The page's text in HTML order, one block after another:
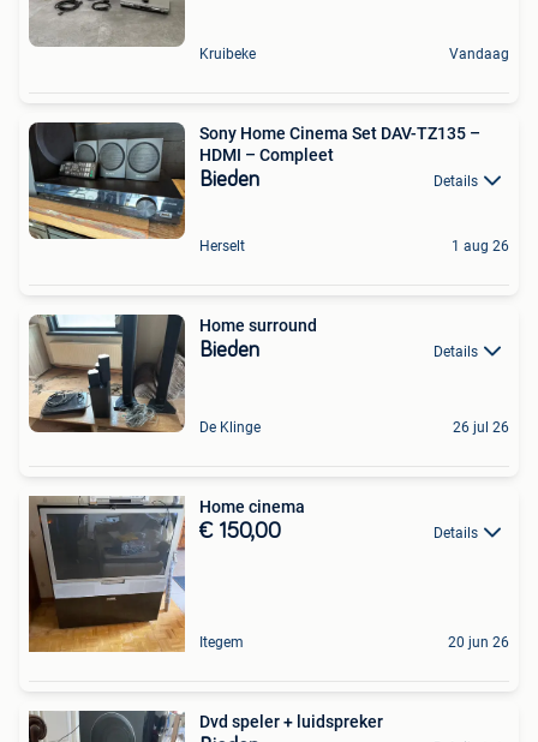
Kruibeke Vandaag
Sony Home Cinema Set DAV-TZ135 –
HDMI – Compleet
Bieden Details
Herselt 1 aug 26
Home surround
Bieden Details
De Klinge 26 jul 26
Home cinema
€ 150,00 Details
Itegem 20 jun 26
Dvd speler + luidspreker